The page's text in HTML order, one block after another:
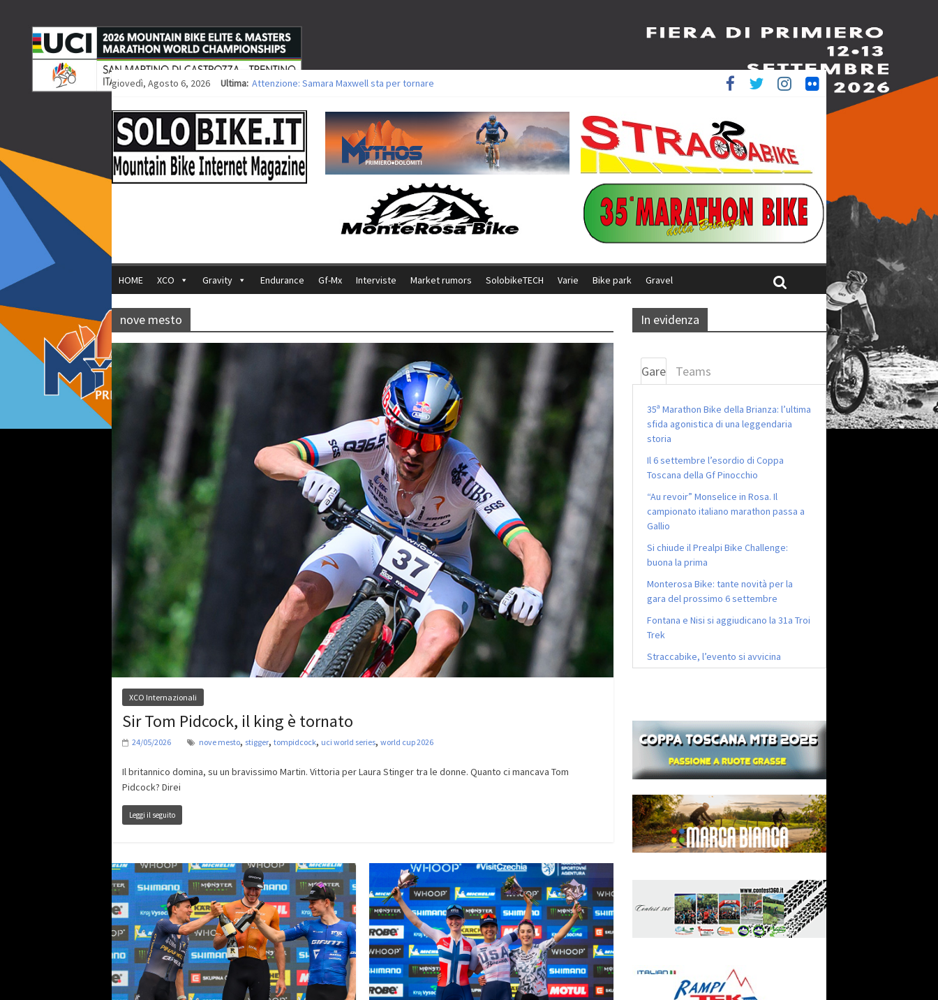
giovedì, Agosto 6, 2026 Ultima: Attenzione: Samara Maxwell sta per tornare
Europei XCO: vittorie per Ghibaudo, Grossmann e Gallis. Signorelli 5^ la migliore tra gli italiani
35ª Marathon Bike della Brianza: l’ultima sfida agonistica di una leggendaria storia
Europei MTB: il Team Relay firma il secondo argento azzurro a Monteceneri
HOME XCO Gravity Endurance Gf-Mx Interviste Market rumors SolobikeTECH Varie Bike park Gravel
nove mesto
XCO Internazionali
Sir Tom Pidcock, il king è tornato
24/05/2026 nove mesto, stigger, tompidcock, uci world series, world cup 2026
Il britannico domina, su un bravissimo Martin. Vittoria per Laura Stinger tra le donne. Quanto ci mancava Tom
Pidcock? Direi
Leggi il seguito
In evidenza
Gare Teams
35ª Marathon Bike della Brianza: l’ultima
sfida agonistica di una leggendaria
storia
Il 6 settembre l’esordio di Coppa
Toscana della Gf Pinocchio
“Au revoir” Monselice in Rosa. Il
campionato italiano marathon passa a
Gallio
Si chiude il Prealpi Bike Challenge:
buona la prima
Monterosa Bike: tante novità per la
gara del prossimo 6 settembre
Fontana e Nisi si aggiudicano la 31a Troi
Trek
Straccabike, l’evento si avvicina